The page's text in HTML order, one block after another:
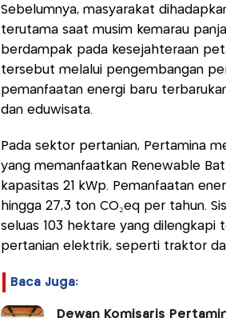
Sebelumnya, masyarakat
terutama saat musim kemarau
berdampak pada kesejahteraan
tersebut melalui pengembangan
pemanfaatan energi baru
dan eduwisata.
Pada sektor pertanian, Pertamina
yang memanfaatkan Renewable
kapasitas 21 kWp. Pemanfaatan
hingga 27,3 ton CO₂eq per tahun.
seluas 103 hektare yang dilengkapi
pertanian elektrik, seperti traktor
Baca Juga:
Dewan Komisaris